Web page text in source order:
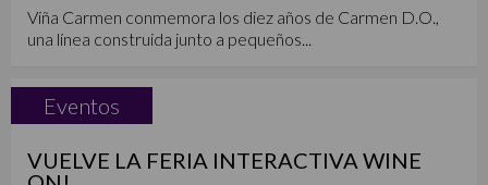
Viña Carmen conmemora los diez años de Carmen D.O.,
una línea construida junto a pequeños...
Eventos
VUELVE LA FERIA INTERACTIVA WINE